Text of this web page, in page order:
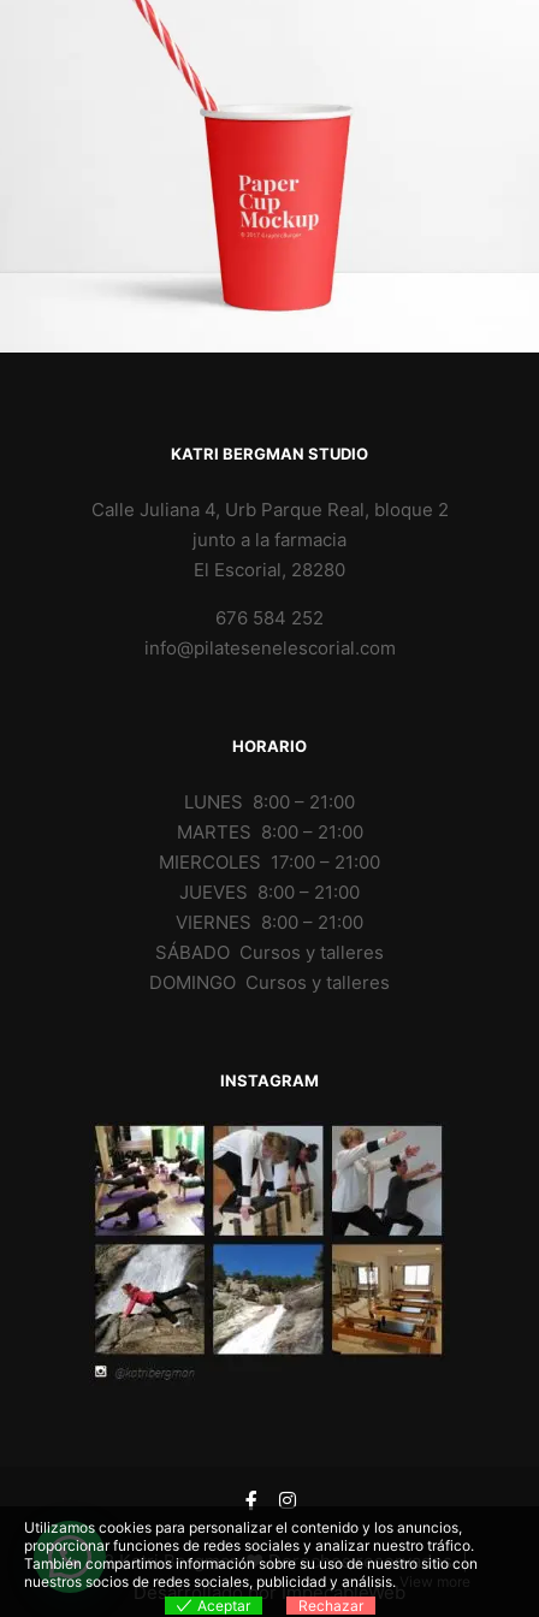
KATRI BERGMAN STUDIO
Calle Juliana 4, Urb Parque Real, bloque 2
junto a la farmacia
El Escorial, 28280
676 584 252
info@pilatesenelescorial.com
HORARIO
LUNES 8:00 – 21:00
MARTES 8:00 – 21:00
MIERCOLES 17:00 – 21:00
JUEVES 8:00 – 21:00
VIERNES 8:00 – 21:00
SÁBADO Cursos y talleres
DOMINGO Cursos y talleres
INSTAGRAM
2022Katri Bergman ♥ Derechos reservados. |
Desarrollado porImpecableWeb
Utilizamos cookies para personalizar el contenido y los anuncios,
proporcionar funciones de redes sociales y analizar nuestro tráfico.
También compartimos información sobre su uso de nuestro sitio con
nuestros socios de redes sociales, publicidad y análisis. View more
Aceptar
Rechazar